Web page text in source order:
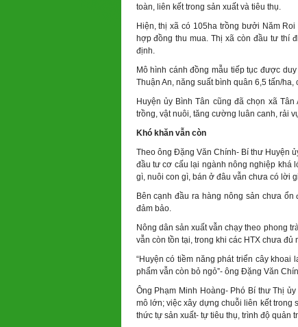
toàn, liên kết trong sản xuất và tiêu thụ.
Hiện, thị xã có 105ha trồng bưởi Năm
hợp đồng thu mua. Thị xã còn đầu tư thí
định.
Mô hình cánh đồng mẫu tiếp tục được
Thuận An, năng suất bình quân 6,5 tấn/
Huyện ủy Bình Tân cũng đã chọn xã
trồng, vật nuôi, tăng cường luân canh, rải
Khó khăn vẫn còn
Theo ông Đặng Văn Chính- Bí thư Huyện
đầu tư cơ cấu lại ngành nông nghiệp khá
gì, nuôi con gì, bán ở đâu vẫn chưa có lời
Bên cạnh đầu ra hàng nông sản chưa
đảm bảo.
Nông dân sản xuất vẫn chạy theo phong
vẫn còn tồn tại, trong khi các HTX chưa
“Huyện có tiềm năng phát triển cây
phẩm vẫn còn bỏ ngỏ”- ông Đặng Văn
Ông Phạm Minh Hoàng- Phó Bí thư Thị
mô lớn; việc xây dựng chuỗi liên kết trong
thức tự sản xuất- tự tiêu thụ, trình độ quản